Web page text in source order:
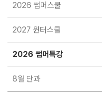
캠퍼스생활
주간식단표
학원시설
학원버스안내
2026 썸머스쿨
2027 윈터스쿨
2026 썸머특강
8월 단과